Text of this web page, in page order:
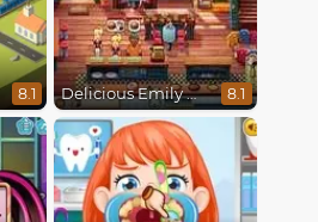
8.1 Delicious Emily New Beginning 8.1